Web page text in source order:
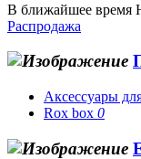
В ближайшее время
Распродажа
Аксессуары
Rox box 0